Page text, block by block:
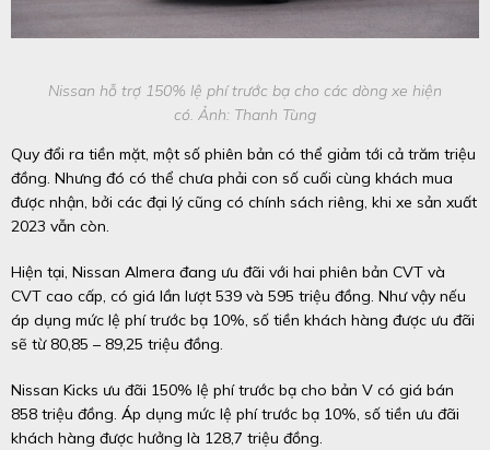
Nissan hỗ trợ 150% lệ phí trước bạ cho các dòng xe hiện
có. Ảnh: Thanh Tùng
Quy đổi ra tiền mặt, một số phiên bản có thể giảm tới cả trăm triệu
đồng. Nhưng đó có thể chưa phải con số cuối cùng khách mua
được nhận, bởi các đại lý cũng có chính sách riêng, khi xe sản xuất
2023 vẫn còn.
Hiện tại, Nissan Almera đang ưu đãi với hai phiên bản CVT và
CVT cao cấp, có giá lần lượt 539 và 595 triệu đồng. Như vậy nếu
áp dụng mức lệ phí trước bạ 10%, số tiền khách hàng được ưu đãi
sẽ từ 80,85 – 89,25 triệu đồng.
Nissan Kicks ưu đãi 150% lệ phí trước bạ cho bản V có giá bán
858 triệu đồng. Áp dụng mức lệ phí trước bạ 10%, số tiền ưu đãi
khách hàng được hưởng là 128,7 triệu đồng.